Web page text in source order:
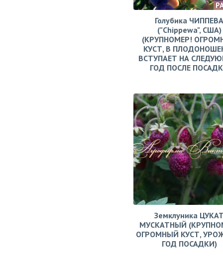
Голубика ЧИППЕВА
("Chippewa", США)
(КРУПНОМЕР!
КУСТ, В
ВСТУПАЕТ НА
ГОД ПОСЛЕ
Земклуника
МУСКАТНЫЙ
ОГРОМНЫЙ КУСТ,
ГОД ПОСАДКИ)